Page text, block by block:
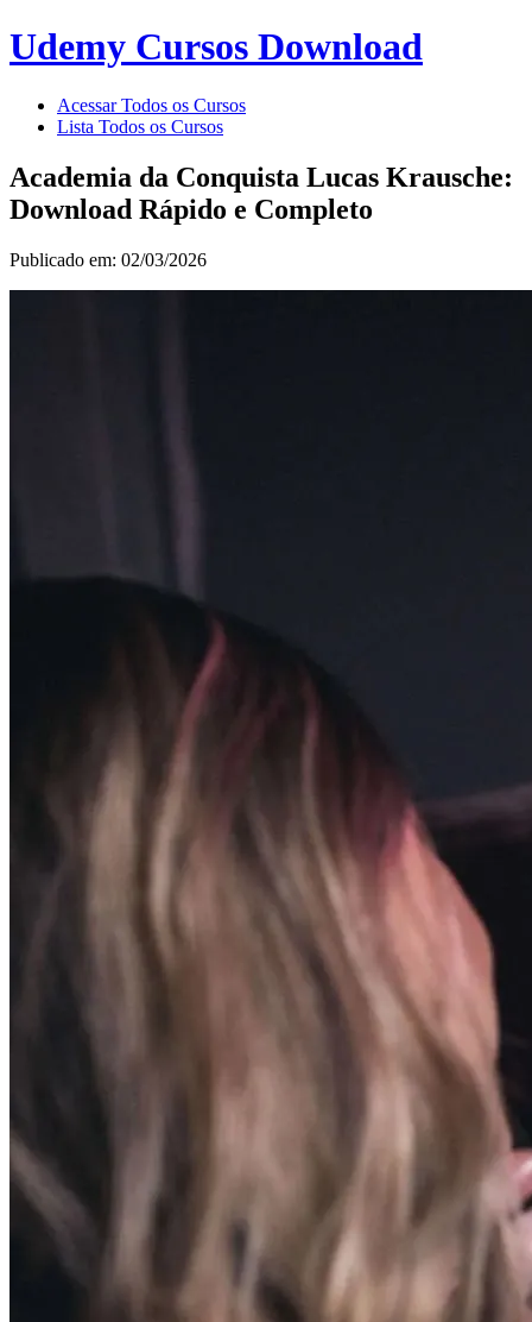
Udemy Cursos Download
Acessar Todos os Cursos
Lista Todos os Cursos
Academia da Conquista Lucas Krausche:
Download Rápido e Completo
Publicado em: 02/03/2026